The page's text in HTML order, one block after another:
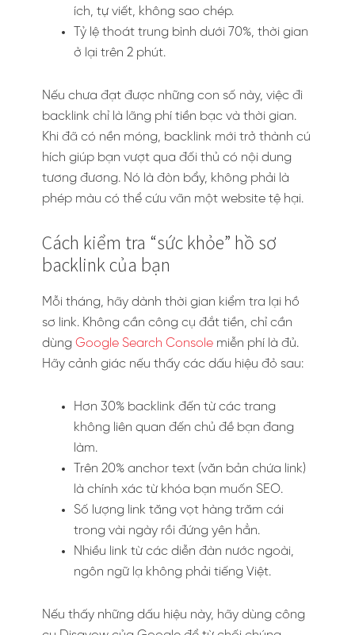
ích, tự viết, không sao chép.
Tỷ lệ thoát trung bình dưới 70%, thời gian
ở lại trên 2 phút.
Nếu chưa đạt được những con số này, việc đi
backlink chỉ là lãng phí tiền bạc và thời gian.
Khi đã có nền móng, backlink mới trở thành cú
hích giúp bạn vượt qua đối thủ có nội dung
tương đương. Nó là đòn bẩy, không phải là
phép màu có thể cứu vãn một website tệ hại.
Cách kiểm tra “sức khỏe” hồ sơ
backlink của bạn
Mỗi tháng, hãy dành thời gian kiểm tra lại hồ
sơ link. Không cần công cụ đắt tiền, chỉ cần
dùng Google Search Console miễn phí là đủ.
Hãy cảnh giác nếu thấy các dấu hiệu đỏ sau:
Hơn 30% backlink đến từ các trang
không liên quan đến chủ đề bạn đang
làm.
Trên 20% anchor text (văn bản chứa link)
là chính xác từ khóa bạn muốn SEO.
Số lượng link tăng vọt hàng trăm cái
trong vài ngày rồi đứng yên hẳn.
Nhiều link từ các diễn đàn nước ngoài,
ngôn ngữ lạ không phải tiếng Việt.
Nếu thấy những dấu hiệu này, hãy dùng công